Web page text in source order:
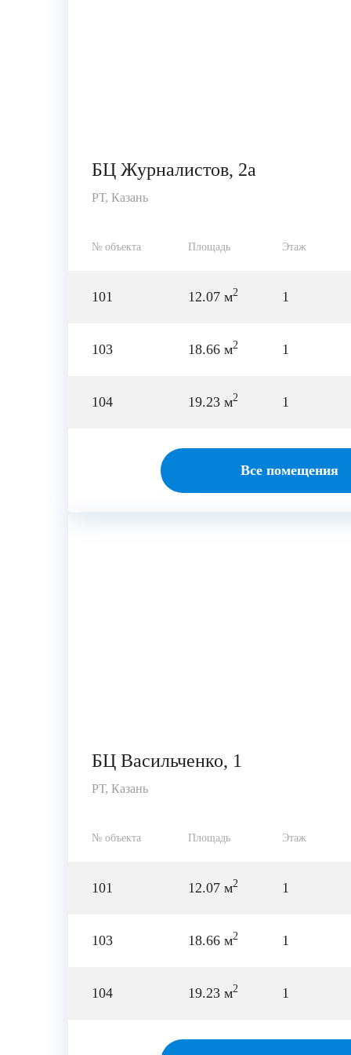
БЦ Журналистов, 2а
РТ, Казань
№ объекта Площадь Этаж
101 12.07 м2 1
103 18.66 м2 1
104 19.23 м2 1
Все помещения
БЦ Васильченко, 1
РТ, Казань
№ объекта Площадь Этаж
101 12.07 м2 1
103 18.66 м2 1
104 19.23 м2 1